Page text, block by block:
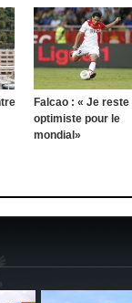
Falcao : « Je reste
optimiste pour le
mondial»